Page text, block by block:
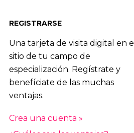
REGISTRARSE
Una tarjeta de visita digital en el
sitio de tu campo de
especialización. Regístrate y
benefíciate de las muchas
ventajas.
Crea una cuenta »